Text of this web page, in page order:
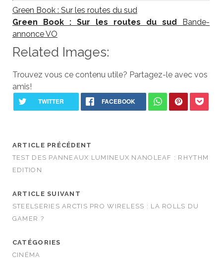
Green Book : Sur les routes du sud
Green Book : Sur les routes du sud Bande-
annonce VO
Related Images:
Trouvez vous ce contenu utile? Partagez-le avec vos
amis!
ARTICLE PRÉCÉDENT
TEST DES PANNEAUX LUMINEUX NANOLEAF : RHYTHM
EDITION
ARTICLE SUIVANT
STEELSERIES ARCTIS PRO WIRELESS : LA ROLLS DU
GAMER ?
CATÉGORIES
CINÉMA